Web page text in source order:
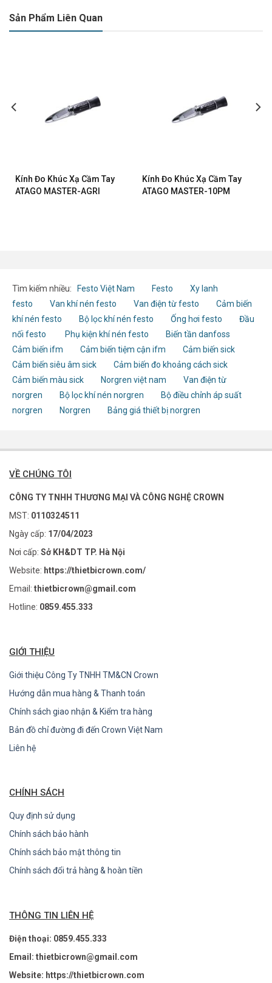
Sản Phẩm Liên Quan
Kính Đo Khúc Xạ Cầm Tay
ATAGO MASTER-AGRI
Kính Đo Khúc Xạ Cầm Tay
ATAGO MASTER-10PM
Tìm kiếm nhiều: Festo Việt Nam Festo
Xy lanh
festo
Van khí nén festo Van điện từ festo
Cảm biến
khí nén festo
Bộ lọc khí nén festo Ống hơi festo
Đầu
nối festo
Phụ kiện khí nén festo
Biến tần danfoss
Cảm biến ifm
Cảm biến tiệm cận ifm
Cảm biến sick
Cảm biến siêu âm sick
Cảm biến đo khoảng cách sick
Cảm biến màu sick
Norgren việt nam
Van điện từ
norgren
Bộ lọc khí nén norgren
Bộ điều chỉnh áp suất
norgren
Norgren Bảng giá thiết bị norgren
VỀ CHÚNG TÔI
CÔNG TY TNHH THƯƠNG MẠI VÀ CÔNG NGHỆ CROWN
MST: 0110324511
Ngày cấp: 17/04/2023
Nơi cấp: Sở KH&DT TP. Hà Nội
Website: https://thietbicrown.com/
Email: thietbicrown@gmail.com
Hotline: 0859.455.333
GIỚI THIỆU
Giới thiệu Công Ty TNHH TM&CN Crown
Hướng dẫn mua hàng & Thanh toán
Chính sách giao nhận & Kiểm tra hàng
Bản đồ chỉ đường đi đến Crown Việt Nam
Liên hệ
CHÍNH SÁCH
Quy định sử dụng
Chính sách bảo hành
Chính sách bảo mật thông tin
Chính sách đổi trả hàng & hoàn tiền
THÔNG TIN LIÊN HỆ
Điện thoại: 0859.455.333
Email: thietbicrown@gmail.com
Website: https://thietbicrown.com